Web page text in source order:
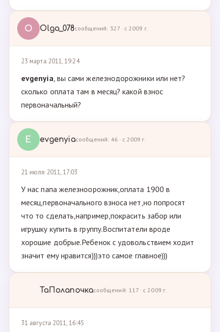
O Olga_078сообщений: 327 · с 2009 г.
23 марта 2011, 19:24
evgenyia, вы сами железнодорожники или нет?
сколько оплата там в месяц? какой взнос
первоначальный?
E evgenyiaсообщений: 46 · с 2009 г.
21 июля 2011, 17:03
У нас папа железноорожник,оплата 1900 в
месяц,первоначального взноса нет,но попросят
что то сделать,например,покрасить забор или
игрушку купить в группу.Воспитатели вроде
хорошие добрые.Ребенок с удовольствием ходит
значит ему нравится)))это самое главное)))
ТаПолапочкасообщений: 117 · с 2009 г.
31 августа 2011, 16:45